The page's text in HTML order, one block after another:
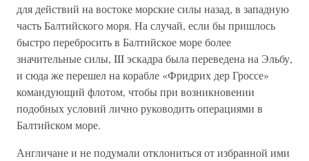
для действий на востоке морские силы назад, в западную
часть Балтийского моря. На случай, если бы пришлось
быстро перебросить в Балтийское море более
значительные силы, III эскадра была переведена на Эльбу,
и сюда же перешел на корабле «Фридрих дер Гроссе»
командующий флотом, чтобы при возникновении
подобных условий лично руководить операциями в
Балтийском море.
Англичане и не подумали отклониться от избранной ими